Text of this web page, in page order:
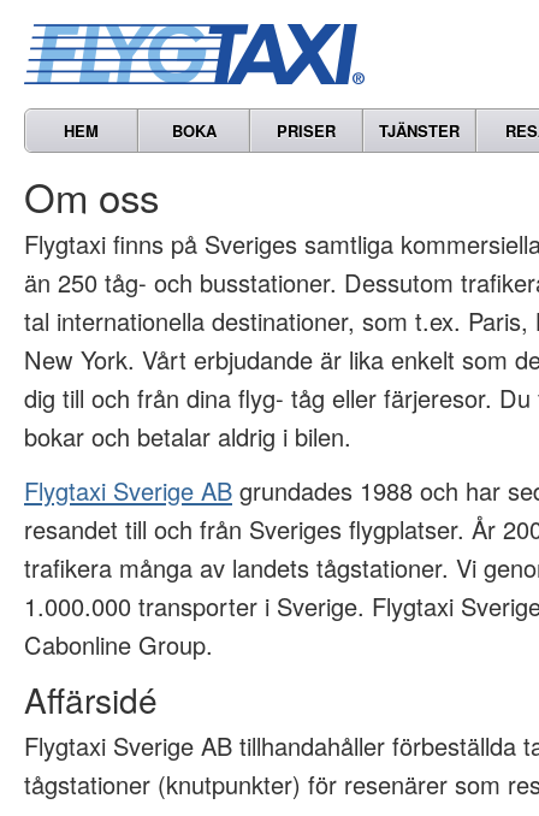
HEM BOKA PRISER TJÄNSTER
Om oss
Flygtaxi finns på Sveriges samtliga
än 250 tåg- och busstationer. Dessutom
tal internationella destinationer, som t.ex.
New York. Vårt erbjudande är lika enkelt som
dig till och från dina flyg- tåg eller färjeresor.
bokar och betalar aldrig i bilen.
Flygtaxi Sverige AB grundades 1988 och har
resandet till och från Sveriges flygplatser. År
trafikera många av landets tågstationer. Vi
1.000.000 transporter i Sverige. Flygtaxi
Cabonline Group.
Affärsidé
Flygtaxi Sverige AB tillhandahåller förbeställda
tågstationer (knutpunkter) för resenärer som